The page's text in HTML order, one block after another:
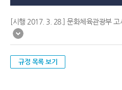
[시행 2017. 3. 28.] 문화체육관광부
규정 목록 보기